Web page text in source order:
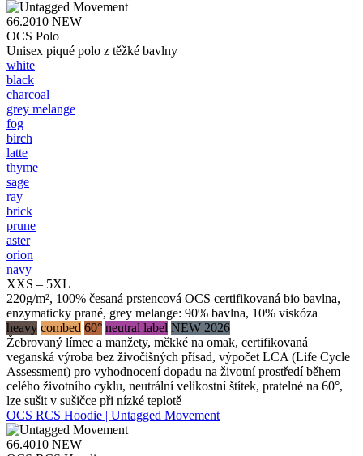
66.2010 NEW
OCS Polo
Unisex piqué polo z těžké bavlny
white
black
charcoal
grey melange
fog
birch
latte
thyme
sage
ray
brick
prune
aster
orion
navy
XXS – 5XL
220g/m², 100% česaná prstencová OCS certifikovaná bio bavlna,
enzymaticky prané, grey melange: 90% bavlna, 10% viskóza
heavy combed 60° neutral label NEW 2026
Žebrovaný límec a manžety, měkké na omak, certifikovaná
veganská výroba bez živočišných přísad, výpočet LCA (Life Cycle
Assessment) pro vyhodnocení dopadu na životní prostředí během
celého životního cyklu, neutrální velikostní štítek, pratelné na 60°,
lze sušit v sušičce při nízké teplotě
OCS RCS Hoodie | Untagged Movement
66.4010 NEW